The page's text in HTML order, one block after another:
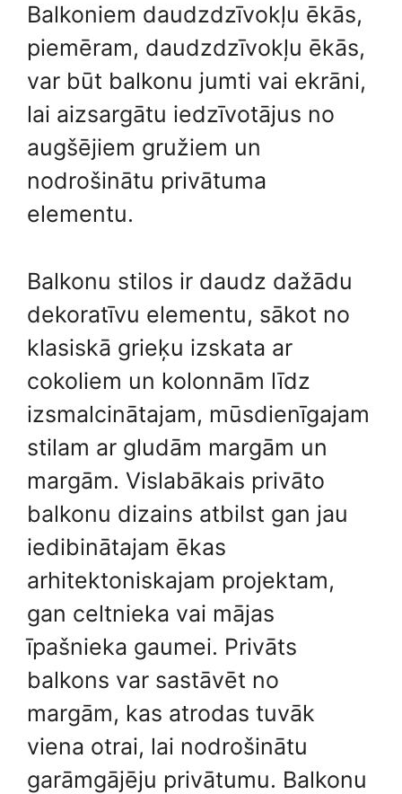
Balkoniem daudzdzīvokļu ēkās,
piemēram, daudzdzīvokļu ēkās,
var būt balkonu jumti vai ekrāni,
lai aizsargātu iedzīvotājus no
augšējiem gružiem un
nodrošinātu privātuma
elementu.
Balkonu stilos ir daudz dažādu
dekoratīvu elementu, sākot no
klasiskā grieķu izskata ar
cokoliem un kolonnām līdz
izsmalcinātajam, mūsdienīgajam
stilam ar gludām margām un
margām. Vislabākais privāto
balkonu dizains atbilst gan jau
iedibinātajam ēkas
arhitektoniskajam projektam,
gan celtnieka vai mājas
īpašnieka gaumei. Privāts
balkons var sastāvēt no
margām, kas atrodas tuvāk
viena otrai, lai nodrošinātu
garāmgājēju privātumu. Balkonu